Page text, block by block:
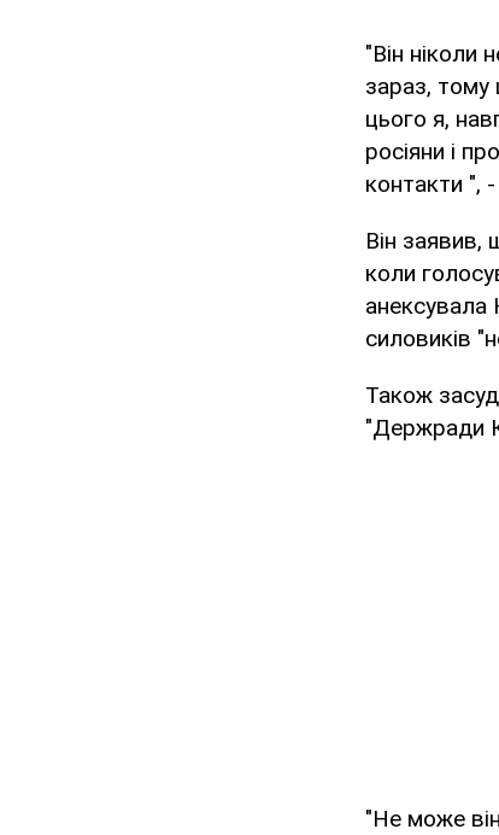
"Він ніколи
зараз, тому
цього я,
росіяни і
контакти ",
Він заявив,
коли
анексувала
силовиків
Також
"Держради
"Не може